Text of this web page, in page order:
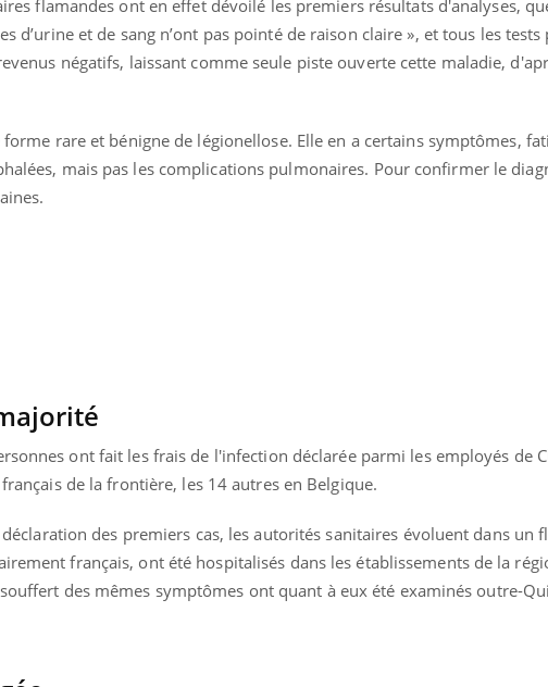
flamandes ont en effet dévoilé les premiers résultats d'analyses,
d’urine et de sang n’ont pas pointé de raison claire », et tous les
négatifs, laissant comme seule piste ouverte cette maladie,
rare et bénigne de légionellose. Elle en a certains symptômes,
mais pas les complications pulmonaires. Pour confirmer le
ont fait les frais de l'infection déclarée parmi les employés de
de la frontière, les 14 autres en Belgique.
des premiers cas, les autorités sanitaires évoluent dans un
français, ont été hospitalisés dans les établissements de la
des mêmes symptômes ont quant à eux été examinés outre-
du
Le smartphone nuit-il à
l'apprentissage de la
Mordue par une tique en
vacances, elle reste dans
quelle
une